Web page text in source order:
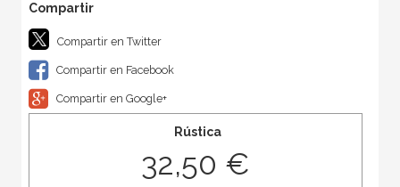
Compartir en Twitter
Compartir en Facebook
Compartir en Google+
Rústica
32,50 €